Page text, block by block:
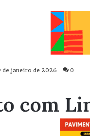
de janeiro de 2026 0
com